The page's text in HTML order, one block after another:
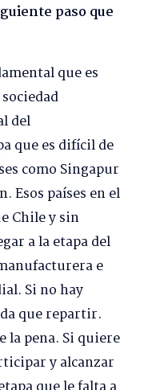
paso que
que es
del
que es difícil de
como Singapur
Esos países en el
Chile y sin
a la etapa del
e
Si no hay
que repartir.
la pena. Si quiere
y alcanzar